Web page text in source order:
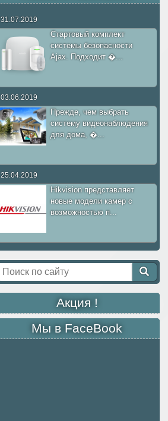
31.07.2019
Стартовый комплект
системы безопасности
Ajax. Подходит �...
03.06.2019
Прежде, чем выбрать
систему видеонаблюдения
для дома, �...
25.04.2019
Hikvision представляет
новые модели камер с
возможностью п...
Акция !
Мы в FaceBook